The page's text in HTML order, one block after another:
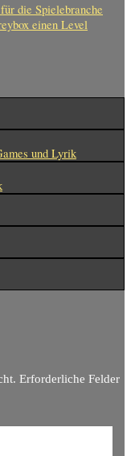
die Spielebranche
einen Level
und Lyrik
Erforderliche Felder